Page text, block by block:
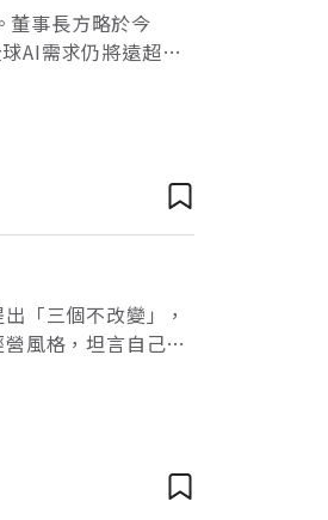
董事長方略於今
AI需求仍將遠超過
「三個不改變」，
風格，坦言自己與